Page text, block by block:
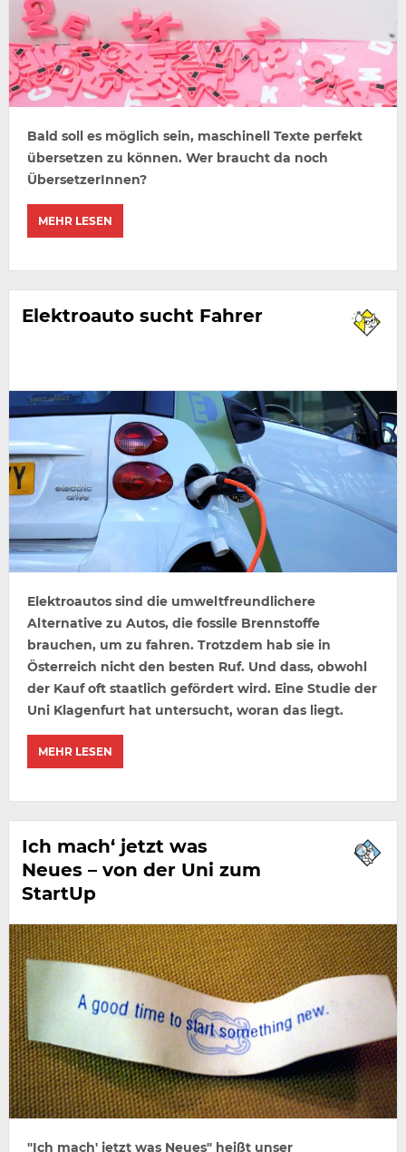
Bald soll es möglich sein, maschinell Texte perfekt
übersetzen zu können. Wer braucht da noch
ÜbersetzerInnen?
MEHR LESEN
Elektroauto sucht Fahrer
Elektroautos sind die umweltfreundlichere
Alternative zu Autos, die fossile Brennstoffe
brauchen, um zu fahren. Trotzdem hab sie in
Österreich nicht den besten Ruf. Und dass, obwohl
der Kauf oft staatlich gefördert wird. Eine Studie der
Uni Klagenfurt hat untersucht, woran das liegt.
MEHR LESEN
Ich mach‘ jetzt was
Neues – von der Uni zum
StartUp
"Ich mach' jetzt was Neues" heißt unser